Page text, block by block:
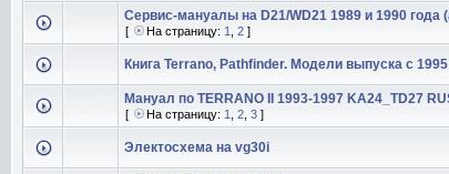
Сервис-мануалы на D21/WD21 1989 и 1990 года
[ На страницу: 1 2 ]
Книга Terrano, Pathfinder. Модели выпуска с 1995
Мануал по TERRANO II 1993-1997 KA24_TD27
[ На страницу: 1 2 3 ]
Электосхема на vg30i